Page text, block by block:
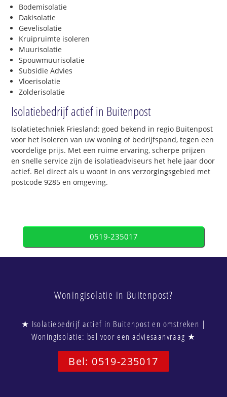
Bodemisolatie
Dakisolatie
Gevelisolatie
Kruipruimte isoleren
Muurisolatie
Spouwmuurisolatie
Subsidie Advies
Vloerisolatie
Zolderisolatie
Isolatiebedrijf actief in Buitenpost
Isolatietechniek Friesland: goed bekend in regio Buitenpost
voor het isoleren van uw woning of bedrijfspand, tegen een
voordelige prijs. Met een ruime ervaring, scherpe prijzen
en snelle service zijn de isolatieadviseurs het hele jaar door
actief. Bel direct als u woont in ons verzorgingsgebied met
postcode 9285 en omgeving.
0519-235017
Woningisolatie in Buitenpost?
★ Isolatiebedrijf actief in Buitenpost en omstreken |
Woningisolatie: bel voor een adviesaanvraag ★
Bel: 0519-235017